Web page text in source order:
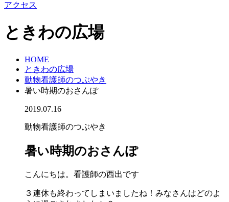
アクセス
ときわの広場
HOME
ときわの広場
動物看護師のつぶやき
暑い時期のおさんぽ
2019.07.16
動物看護師のつぶやき
暑い時期のおさんぽ
こんにちは。看護師の西出です
３連休も終わってしまいましたね！みなさんはどのよ